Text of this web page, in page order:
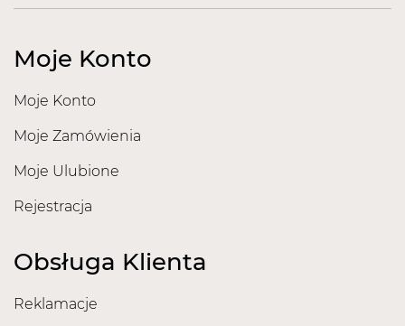
Moje Konto
Moje Konto
Moje Zamówienia
Moje Ulubione
Rejestracja
Obsługa Klienta
Reklamacje